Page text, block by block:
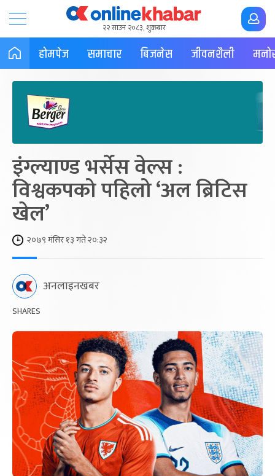
२२ साउन २०८३, शुक्रबार
होमपेज समाचार बिजनेस जीवनशैली
इंग्ल्याण्ड भर्सेस वेल्स :
विश्वकपको पहिलो ‘अल ब्रिटिस
खेल’
२०७९ मंसिर १३ गते २०:३२
अनलाइनखबर
SHARES